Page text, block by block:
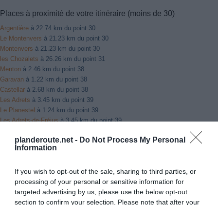
planderoute.net - Do Not Process My Personal
Information
If you wish to opt-out of the sale, sharing to third parties, or
processing of your personal or sensitive information for
targeted advertising by us, please use the below opt-out
section to confirm your selection. Please note that after your
Places à proximité de votre itinéraire (moins de 30)
Argentière à 22.74 km du point 30
Le Montenvers à 21.23 km du point 30
Montenvers à 21.23 km du point 30
les Chozalets à 26.26 km du point 31
Menton à 2.46 km du point 38
Garavan à 1.22 km du point 38
Castellar à 2.68 km du point 38
Les Adrets à 3.45 km du point 39
Le Planestel à 1.24 km du point 39
Les Adrets-de-Fréjusà 3.45 km du point 39
Les Marjorisà 4.55 km du point 41
Montaurouxà 2.52 km du point 42
Les Veyansà 4.32 km du point 43
Facebook Partager cette voie